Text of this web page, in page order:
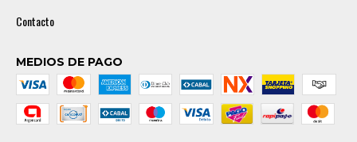
Contacto
MEDIOS DE PAGO